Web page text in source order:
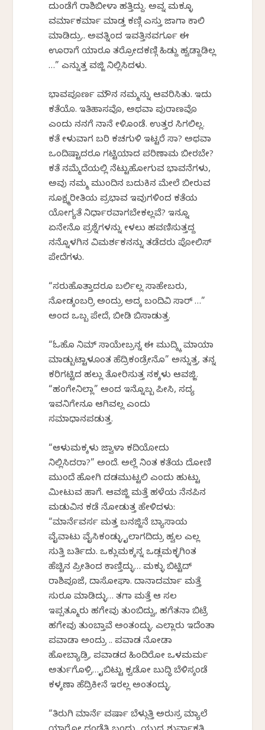
ದುಂಡೆಗೆ ರಾಶಿಬೀಳಾಕೆ ಹತ್ತಿದ್ದು. ಅವ್ನ ಮಕ್ಳೂ
ವರ್ಮಾಕರ್ಮಾ ಮಾಡ್ತ ಕಣ್ಗಿ ಎಸ್ತು ಜಾಗಾ ಕಾಲಿ
ಮಾಡಿದ್ರು.. ಅವತ್ನಿಂದ ಇವತ್ತಿನವರ್ಗೂ ಈ
ಊರಾಗೆ ಯಾರೂ ತರ್ರೋದಕಣ್ಗಿ ಹಿಡ್ದು ಹ್ವಡ್ದಾಡಿಲ್ಲ
…” ಎನ್ನುತ್ತ ವಜ್ಜಿ ನಿಲ್ಲಿಸಿದಳು.
ಭಾವಪೂರ್ಣ ಮೌನ ನಮ್ಮನ್ನು ಆವರಿಸಿತು. ಇದು
ಕತೆಯೊ. ಇತಿಹಾಸವೊ, ಅಥವಾ ಪುರಾಣವೊ
ಎಂದು ನನಗೆ ನಾನೆ ಕೇಳಿಕೊಂಡೆ. ಉತ್ತರ ಸಿಗಲಿಲ್ಲ.
ಕತೆ ಕೇಳುವಾಗ ಬರಿ ಕಚಗುಳಿ ಇಟ್ಟರೆ ಸಾಕೆ? ಅಥವಾ
ಒಂದಿಷ್ಟಾದರೂ ಗಟ್ಟಿಯಾದ ಪರಿಣಾಮ ಬೀರಬೇಕೆ?
ಕತೆ ನಮ್ಮೆದೆಯಲ್ಲಿ ನೆಟ್ಟುಹೋಗುವ ಭಾವನೆಗಳು,
ಅವು ನಮ್ಮ ಮುಂದಿನ ಬದುಕಿನ ಮೇಲೆ ಬೀರುವ
ಸೂಕ್ಷ್ಮರೀತಿಯ ಪ್ರಭಾವ ಇವುಗಳಿಂದ ಕತೆಯ
ಯೋಗ್ಯತೆ ನಿರ್ಧಾರವಾಗಬೇಕಲ್ಲವೆ? ಇನ್ನೂ
ಏನೇನೊ ಪ್ರಶ್ನೆಗಳನ್ನು ಕೇಳಲು ಹವಣಿಸುತ್ತದ್ದ
ನನ್ನೊಳಗಿನ ವಿಮರ್ಶಕನನ್ನು ತಡೆದರು ಪೋಲಿಸ್
ಪೇದೆಗಳು.
“ಸರುಹೊತ್ತಾದರೂ ಬರ್ಲಿಲ್ಲ ಸಾಹೇಬರು,
ನೋಡ್ಕಂಬರ್ರಿ ಅಂದ್ರು ಅದಕ್ಕೆ ಬಂದಿವಿ ಸಾರ್ …”
ಅಂದ ಒಬ್ಬ ಪೇದೆ, ಬೀಡಿ ಬಿಸಾಡುತ್ತ.
“ಓಹೊ ನಿಮ್ ಸಾಯೇಬ್ರನ್ನ ಈ ಮುದ್ಕ್ಕಿ ಮಾಯಾ
ಮಾಡ್ಬುಟ್ಟಾಳೂಂತ ಹೆದ್ರಿಕಂಡ್ರೇನೊ” ಅನ್ನುತ್ತ, ತನ್ನ
ಕರಿಗಟ್ಟಿದ ಹಲ್ಲು ತೋರಿಸುತ್ತ ನಕ್ಕಳು ಆವಜ್ಜಿ.
“ಹಂಗೇನಿಲ್ಲಾ” ಅಂದ ಇನ್ನೊಬ್ಬ ಪೀಸಿ, ಸದ್ಯ
ಇವನಿಗೇನೂ ಆಗಿವಲ್ಲ ಎಂದು
ಸಮಾಧಾನಪಡುತ್ತ.
“ಆಳುಮಕ್ಕಳು ಜ್ವಾಳಾ ಕದಿಯೋದು
ನಿಲ್ಲಿಸಿದರಾ?” ಅಂದೆ. ಅಲ್ಲೆ ನಿಂತ ಕತೆಯ ದೋಣಿ
ಮುಂದೆ ಹೋಗಿ ದಡಮುಟ್ಟಲಿ ಎಂದು ಹುಟ್ಟು
ಮೀಟುವ ಹಾಗೆ. ಆವಜ್ಜಿ ಮತ್ತೆ ಹಳೆಯ ನೆನಪಿನ
ಮಡುವಿನ ಕಡೆ ನೋಡುತ್ತ ಹೇಳಿದಳು:
“ಮಾರ್ನೆವರ್ಸ ಮತ್ತ ಬನಜ್ಜಿನೆ ಬ್ಯಾಸಾಯ
ವೈವಾಟು ವೈಸಿಕಂಡ್ಳು. ಕೈಲಾಗದಿದ್ರು ಹ್ವಲ ಎಲ್ಲ
ಸುತ್ತಿ ಬರ್ತಿದು. ಒಕ್ಲುಮಕ್ಕನ್ನ ಒಡ್ಲಮಕ್ಳಗಿಂತ
ಹೆಚ್ಚಿನ ಪ್ರೀತಿಂದ ಕಾಣ್ತಿದ್ಳು… ಮಕ್ಳು ಬಿಟ್ಟಿದ್
ರಾಶಿಪೂಜೆ, ದಾಸೋಘಾ. ದಾನಾದರ್ಮಾ ಮತ್ತೆ
ಸುರೂ ಮಾಡಿದ್ಳು… ತಗಾ ಮತ್ತೆ ಆ ಸಲ
ಇಪ್ಪತ್ಮೂರು ಹಗೇವು ತುಂಬಿದ್ವು, ಹಗೆತನಾ ಬಿಟ್ರೆ
ಹಗೇವು ತುಂಬ್ತಾವೆ ಅಂತಂದ್ಳು. ಎಲ್ಲಾರು ಇದೆಂತಾ
ಪವಾಡಾ ಅಂದ್ರು .. ಪವಾಡ ನೋಡಾಕೆ
ಹೋಬ್ಯಾಡ್ರಿ, ಪವಾಡದ ಹಿಂದಿರೋ ಒಳಮರ್ಮ
ಅರ್ತುಗೊಳ್ರಿ… ಕೈಬಿಟ್ಟು ಕ್ವಡೋ ಬುದ್ಧಿ ಬೆಳಿಸ್ಕಂಡೆ
ಕಳ್ಕಣಾ ಹೆದ್ರಿಕೀನೆ ಇರಲ್ಲ ಅಂತಂದ್ಳು.
“ತಿರುಗಿ ಮಾರ್ನೆ ವರ್ಷಾ ಬೆಳ್ಗುತ್ತಿ ಅರುಸ್ರ ಮ್ಯಾಲೆ